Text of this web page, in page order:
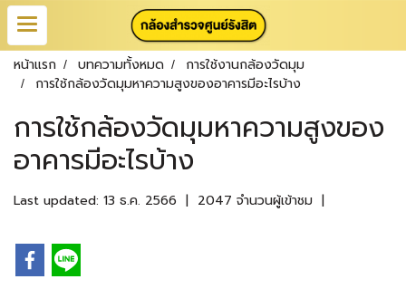
หน้าแรก บทความทั้งหมด
การใช้งานกล้องวัดมุม
การใช้กล้องวัดมุมหาความสูงของอาคารมีอะไรบ้าง
การใช้กล้องวัดมุมหาความสูงของ
อาคารมีอะไรบ้าง
Last updated: 13 ธ.ค. 2566 | 2047 จำนวนผู้เข้าชม |